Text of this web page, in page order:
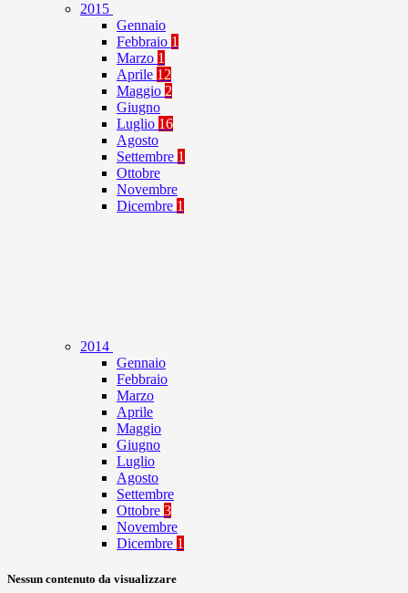
2015
Gennaio
Febbraio 1
Marzo 1
Aprile 12
Maggio 2
Giugno
Luglio 16
Agosto
Settembre 1
Ottobre
Novembre
Dicembre 1
2014
Gennaio
Febbraio
Marzo
Aprile
Maggio
Giugno
Luglio
Agosto
Settembre
Ottobre 3
Novembre
Dicembre 1
Nessun contenuto da visualizzare